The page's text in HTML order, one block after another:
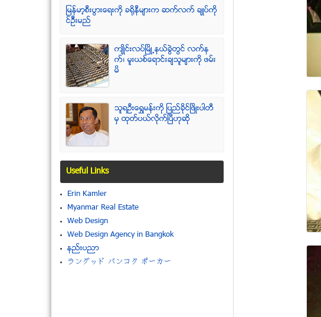
ျမန္မာ့စီးပြားေရးကို ခရိုနီမ်ားက ဆက္လက္ ခ်ဳပ္ကို
င္ဥိီးမည္
က်ဳိင္းလပ္ၿမိဳ႕နယ္ခြဲတြင္ လက္န
က္၊ မူးယစ္ေရာင္းခ်သူမ်ားကို ဖမ္း
မိ
သူရဦးေရႊမန္းကို ျပည္ခိုင္ျဖိဳးပါတီ
မွ ထုတ္ပယ္လိုက္ျပီဟုဆို
Useful Links
Erin Kamler
Myanmar Real Estate
Web Design
Web Design Agency in Bangkok
နည္းပညာ
ラングッド バンコク ポーカー